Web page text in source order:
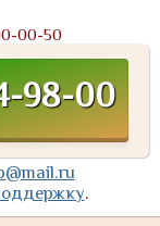
00-50
98-00
.